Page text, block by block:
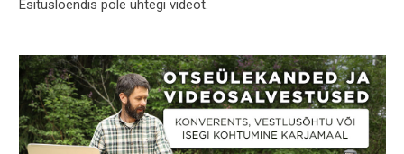
Esitusloendis pole ühtegi videot.